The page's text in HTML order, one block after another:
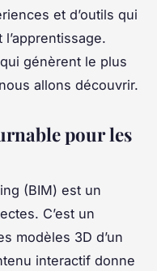
et d’outils qui
génèrent le plus
allons découvrir.
pour les
(BIM) est un
C’est un
modèles 3D d’un
interactif donne